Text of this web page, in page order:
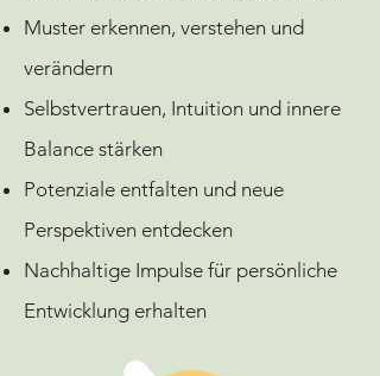
Muster erkennen, verstehen und
verändern
Selbstvertrauen, Intuition und innere
Balance stärken
Potenziale entfalten und neue
Perspektiven entdecken
Nachhaltige Impulse für persönliche
Entwicklung erhalten